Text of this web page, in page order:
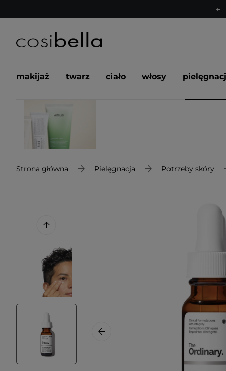
makijaż twarz ciało włosy
Strona główna Pielęgnacja Potrzeby skóry